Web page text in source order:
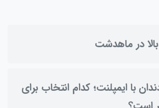
در ماهدشت
با ایمپلنت؛ کدام انتخاب برای